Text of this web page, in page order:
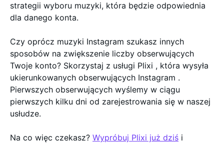
strategii wyboru muzyki, która będzie odpowiednia
dla danego konta.
Czy oprócz muzyki Instagram szukasz innych
sposobów na zwiększenie liczby obserwujących
Twoje konto? Skorzystaj z usługi Plixi , która wysyła
ukierunkowanych obserwujących Instagram .
Pierwszych obserwujących wyślemy w ciągu
pierwszych kilku dni od zarejestrowania się w naszej
usłudze.
Na co więc czekasz? Wypróbuj Plixi już dziś i